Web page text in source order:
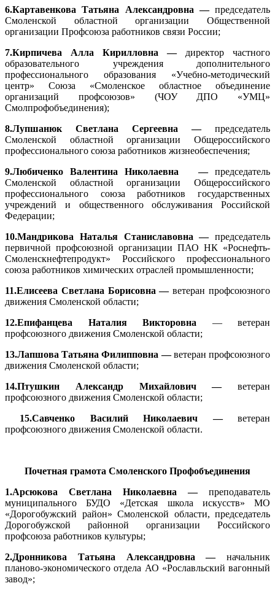
6.Картавенкова Татьяна Александровна — председатель
Смоленской областной организации Общественной
организации Профсоюза работников связи России;
7.Кирпичева Алла Кирилловна — директор частного
образовательного учреждения дополнительного
профессионального образования «Учебно-методический
центр» Союза «Смоленское областное объединение
организаций профсоюзов» (ЧОУ ДПО «УМЦ»
Смолпрофобъединения);
8.Лупшанюк Светлана Сергеевна — председатель
Смоленской областной организации Общероссийского
профессионального союза работников жизнеобеспечения;
9.Любиченко Валентина Николаевна — председатель
Смоленской областной организации Общероссийского
профессионального союза работников государственных
учреждений и общественного обслуживания Российской
Федерации;
10.Мандрикова Наталья Станиславовна — председатель
первичной профсоюзной организации ПАО НК «Роснефть-
Смоленскнефтепродукт» Российского профессионального
союза работников химических отраслей промышленности;
11.Елисеева Светлана Борисовна —ветеран профсоюзного
движения Смоленской области;
12.Епифанцева Наталия Викторовна — ветеран
профсоюзного движения Смоленской области;
13.Лапшова Татьяна Филипповна —ветеран профсоюзного
движения Смоленской области;
14.Птушкин Александр Михайлович — ветеран
профсоюзного движения Смоленской области;
15.Савченко Василий Николаевич —ветеран
профсоюзного движения Смоленской области.
Почетная грамота Смоленского Профобъединения
1.Арсюкова Светлана Николаевна — преподаватель
муниципального БУДО «Детская школа искусств» МО
«Дорогобужский район» Смоленской области, председатель
Дорогобужской районной организации Российского
профсоюза работников культуры;
2.Дронникова Татьяна Александровна — начальник
планово-экономического отдела АО «Рославльский вагонный
завод»;